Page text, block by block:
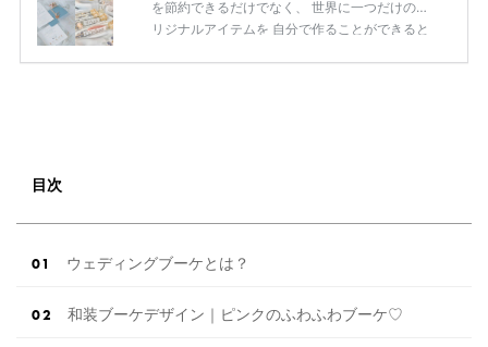
を節約できるだけでなく、 世界に一つだけのオ
リジナルアイテムを 自分で作ることができると
ン内容をま […]続きを読む
目次
ウェディングブーケとは？
和装ブーケデザイン｜ピンクのふわふわブーケ♡